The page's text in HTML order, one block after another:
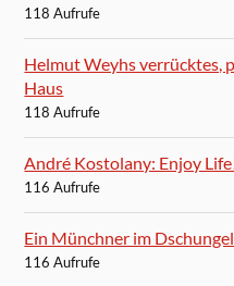
118 Aufrufe
Helmut Weyhs verrücktes,
Haus
118 Aufrufe
André Kostolany: Enjoy
116 Aufrufe
Ein Münchner im
116 Aufrufe